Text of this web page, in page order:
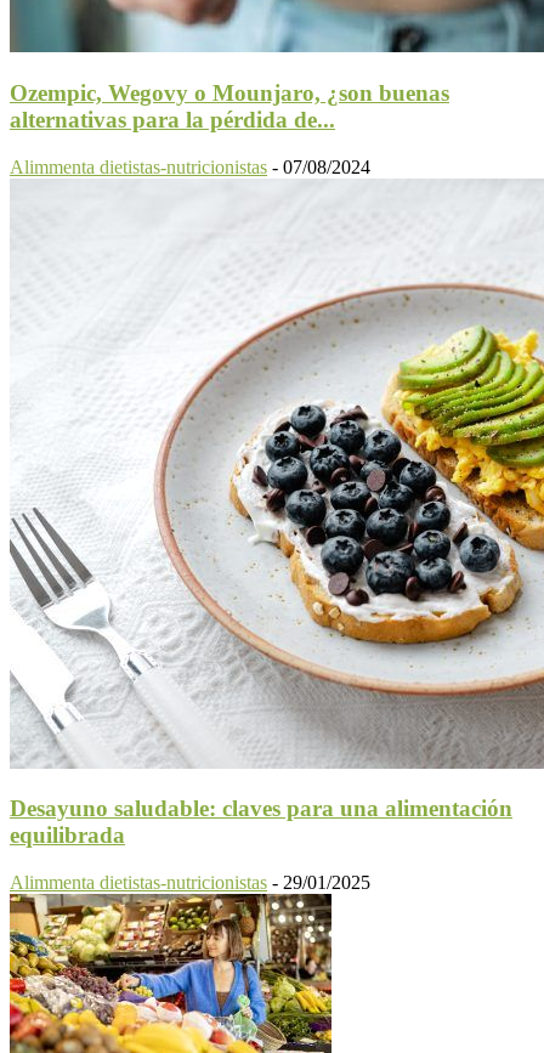
Ozempic, Wegovy o Mounjaro, ¿son buenas
alternativas para la pérdida de...
Alimmenta dietistas-nutricionistas - 07/08/2024
Desayuno saludable: claves para una alimentación
equilibrada
Alimmenta dietistas-nutricionistas - 29/01/2025